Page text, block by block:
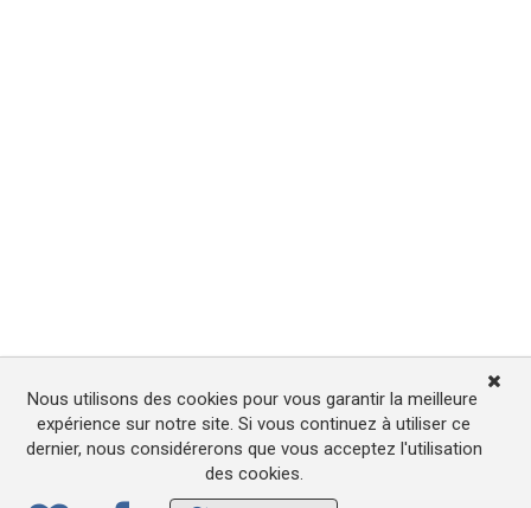
Nous utilisons des cookies pour vous garantir la meilleure
expérience sur notre site. Si vous continuez à utiliser ce
dernier, nous considérerons que vous acceptez l'utilisation
des cookies.